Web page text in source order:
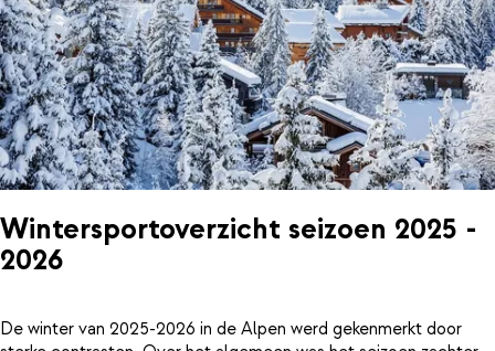
Wintersportoverzicht seizoen 2025 -
2026
De winter van 2025-2026 in de Alpen werd gekenmerkt door